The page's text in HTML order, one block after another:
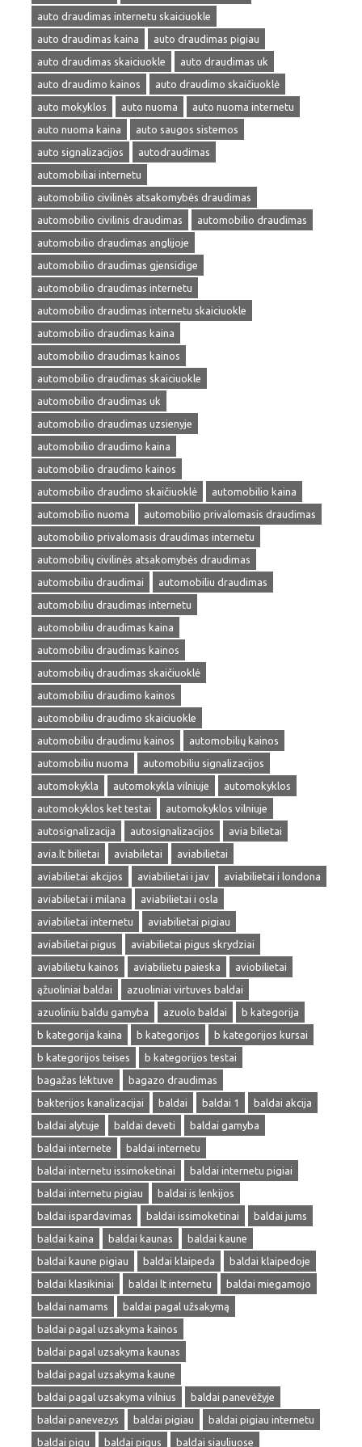
auto draudimas internetu skaiciuokle
auto draudimas kaina
auto draudimas pigiau
auto draudimas skaiciuokle
auto draudimas uk
auto draudimo kainos
auto draudimo skaičiuoklė
auto mokyklos
auto nuoma
auto nuoma internetu
auto nuoma kaina
auto saugos sistemos
auto signalizacijos
autodraudimas
automobiliai internetu
automobilio civilinės atsakomybės draudimas
automobilio civilinis draudimas
automobilio draudimas
automobilio draudimas anglijoje
automobilio draudimas gjensidige
automobilio draudimas internetu
automobilio draudimas internetu skaiciuokle
automobilio draudimas kaina
automobilio draudimas kainos
automobilio draudimas skaiciuokle
automobilio draudimas uk
automobilio draudimas uzsienyje
automobilio draudimo kaina
automobilio draudimo kainos
automobilio draudimo skaičiuoklė
automobilio kaina
automobilio nuoma
automobilio privalomasis draudimas
automobilio privalomasis draudimas internetu
automobilių civilinės atsakomybės draudimas
automobiliu draudimai
automobiliu draudimas
automobiliu draudimas internetu
automobiliu draudimas kaina
automobiliu draudimas kainos
automobilių draudimas skaičiuoklė
automobiliu draudimo kainos
automobiliu draudimo skaiciuokle
automobiliu draudimu kainos
automobilių kainos
automobiliu nuoma
automobiliu signalizacijos
automokykla
automokykla vilniuje
automokyklos
automokyklos ket testai
automokyklos vilniuje
autosignalizacija
autosignalizacijos
avia bilietai
avia.lt bilietai
aviabiletai
aviabilietai
aviabilietai akcijos
aviabilietai i jav
aviabilietai i londona
aviabilietai i milana
aviabilietai i osla
aviabilietai internetu
aviabilietai pigiau
aviabilietai pigus
aviabilietai pigus skrydziai
aviabilietu kainos
aviabilietu paieska
aviobilietai
ąžuoliniai baldai
azuoliniai virtuves baldai
azuoliniu baldu gamyba
azuolo baldai
b kategorija
b kategorija kaina
b kategorijos
b kategorijos kursai
b kategorijos teises
b kategorijos testai
bagažas lėktuve
bagazo draudimas
bakterijos kanalizacijai
baldai baldai 1
baldai akcija
baldai alytuje
baldai deveti
baldai gamyba
baldai internete
baldai internetu
baldai internetu issimoketinai
baldai internetu pigiai
baldai internetu pigiau
baldai is lenkijos
baldai ispardavimas
baldai issimoketinai
baldai jums
baldai kaina
baldai kaunas
baldai kaune
baldai kaune pigiau
baldai klaipeda
baldai klaipedoje
baldai klasikiniai
baldai lt internetu
baldai miegamojo
baldai namams
baldai pagal užsakymą
baldai pagal uzsakyma kainos
baldai pagal uzsakyma kaunas
baldai pagal uzsakyma kaune
baldai pagal uzsakyma vilnius
baldai panevėžyje
baldai panevezys
baldai pigiau
baldai pigiau internetu
baldai pigu
baldai pigus baldai siauliuose